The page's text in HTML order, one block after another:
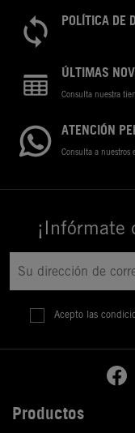
POLÍTICA DE
ÚLTIMAS
Consulta nuestra
ATENCIÓN
Consulta a nuestros
¡Infórmate
Acepto las
Productos